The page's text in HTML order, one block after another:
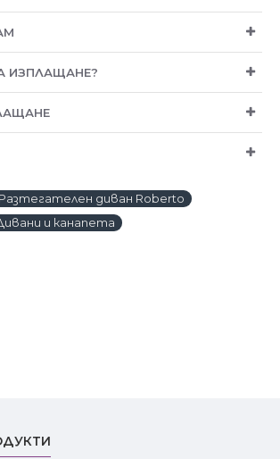
ИЗПЛАЩАНЕ?
Разтегателен диван Roberto
и канапета